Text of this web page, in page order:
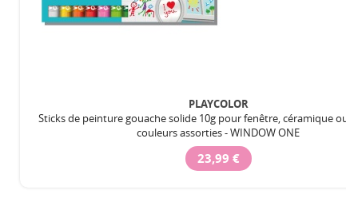
PLAYCOLOR
Sticks de peinture gouache solide 10g pour fenêtre, céramique ou
couleurs assorties - WINDOW ONE
23,99 €